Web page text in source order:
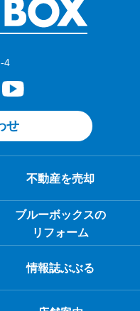
4
せ
不動産を売却
ブルーボックスの
リフォーム
情報誌ぶぶる